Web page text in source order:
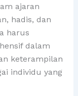
ajaran
hadis, dan
harus
dalam
keterampilan
individu yang